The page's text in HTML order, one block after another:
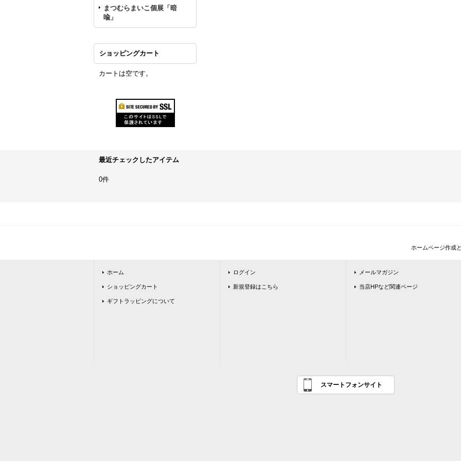
まつむらまいこ個展「暗
喩」
ショッピングカート
カートは空です。
最近チェックしたアイテム
0件
ホームページ作成
ホーム
ショッピングカート
ギフトラッピングについて
ログイン
新規登録はこちら
メールマガジン
当店HPなど関連ページ
スマートフォンサイト